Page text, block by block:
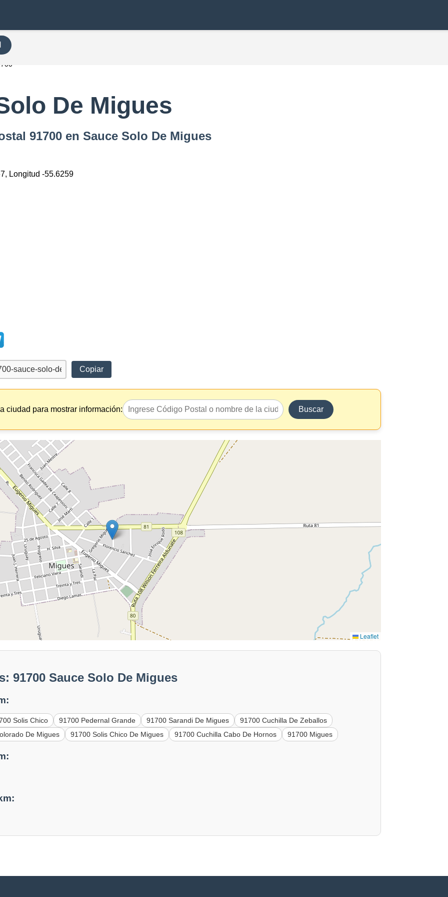
De Migues
91700 en Sauce Solo De Migues
Longitud -55.6259
Copiar
ciudad para mostrar información: Buscar
Leaflet
91700 Sauce Solo De Migues
Solis Chico 91700 Pedernal Grande 91700 Sarandi De Migues
91700 Cuchilla De Zeballos
De Migues
91700 Solis Chico De Migues 91700 Cuchilla Cabo De Hornos 91700 Migues